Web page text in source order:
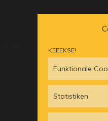
KEEEKSE!
Funktionale
Statistiken